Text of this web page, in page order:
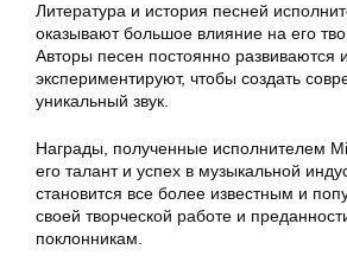
Литература и история песней
оказывают большое влияние на его
Авторы песен постоянно развиваются и
экспериментируют, чтобы создать
уникальный звук.
Награды, полученные исполнителем
его талант и успех в музыкальной
становится все более известным и
своей творческой работе и
поклонникам.